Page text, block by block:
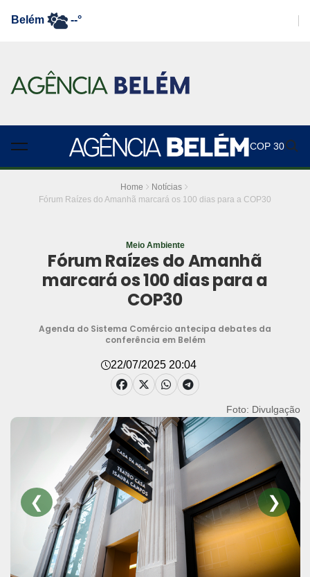
Belém --°
COP 30
Home
Notícias
Fórum Raízes do Amanhã marcará os 100 dias para a COP30
Meio Ambiente
Fórum Raízes do Amanhã
marcará os 100 dias para a
COP30
Agenda do Sistema Comércio antecipa debates da
conferência em Belém
22/07/2025 20:04
Foto: Divulgação
❮ ❯